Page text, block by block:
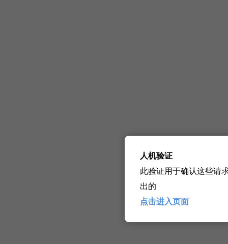
人机验证
此验证用于确认这些请
出的
点击进入页面